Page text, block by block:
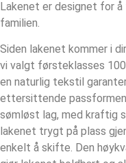
Lakenet er designet for
familien.
Siden lakenet kommer i
vi valgt førsteklasses
en naturlig tekstil
ettersittende
sømløst lag, med kraftig
lakenet trygt på plass
enkelt å skifte. Den